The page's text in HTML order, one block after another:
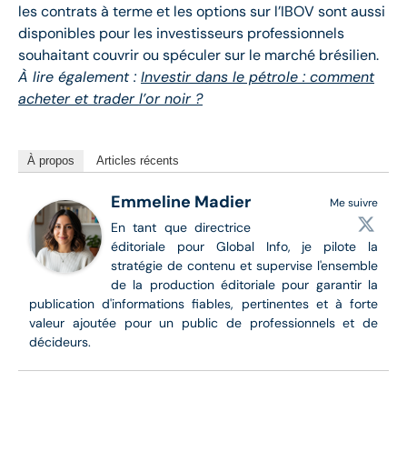
les contrats à terme et les options sur l’IBOV sont aussi
disponibles pour les investisseurs professionnels
souhaitant couvrir ou spéculer sur le marché brésilien.
À lire également : Investir dans le pétrole : comment
acheter et trader l’or noir ?
À propos Articles récents
Me suivre
Emmeline Madier
En tant que directrice
éditoriale pour Global Info, je pilote la
stratégie de contenu et supervise l'ensemble
de la production éditoriale pour garantir la
publication d'informations fiables, pertinentes et à forte
valeur ajoutée pour un public de professionnels et de
décideurs.